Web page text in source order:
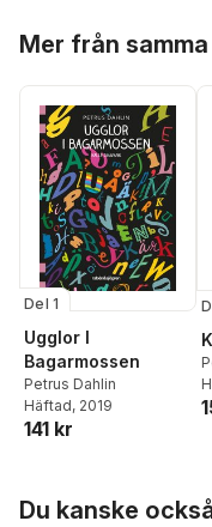
Mer från
Del 1
Ugglor I
Bagarmossen
Petrus Dahlin
Häftad, 2019
141 kr
Du kanske